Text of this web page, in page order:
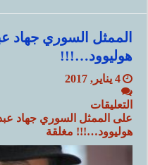
الممثل السوري جهاد
هوليوود…!!!
4 يناير, 2017
التعليقات
على الممثل السوري جهاد
هوليوود…!!! مغلقة